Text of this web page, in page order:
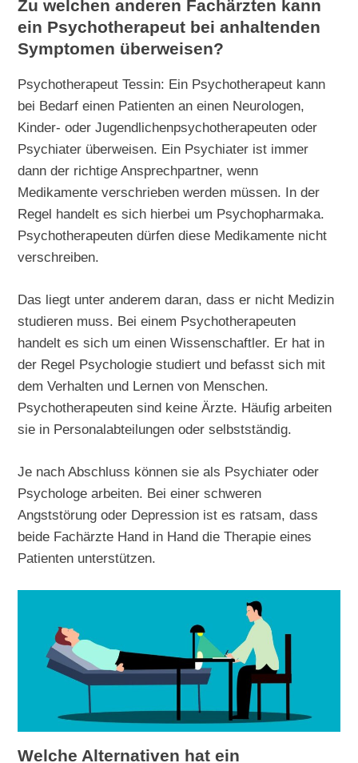
Zu welchen anderen Fachärzten kann
ein Psychotherapeut bei anhaltenden
Symptomen überweisen?
Psychotherapeut Tessin: Ein Psychotherapeut kann
bei Bedarf einen Patienten an einen Neurologen,
Kinder- oder Jugendlichenpsychotherapeuten oder
Psychiater überweisen. Ein Psychiater ist immer
dann der richtige Ansprechpartner, wenn
Medikamente verschrieben werden müssen. In der
Regel handelt es sich hierbei um Psychopharmaka.
Psychotherapeuten dürfen diese Medikamente nicht
verschreiben.
Das liegt unter anderem daran, dass er nicht Medizin
studieren muss. Bei einem Psychotherapeuten
handelt es sich um einen Wissenschaftler. Er hat in
der Regel Psychologie studiert und befasst sich mit
dem Verhalten und Lernen von Menschen.
Psychotherapeuten sind keine Ärzte. Häufig arbeiten
sie in Personalabteilungen oder selbstständig.
Je nach Abschluss können sie als Psychiater oder
Psychologe arbeiten. Bei einer schweren
Angststörung oder Depression ist es ratsam, dass
beide Fachärzte Hand in Hand die Therapie eines
Patienten unterstützen.
Welche Alternativen hat ein